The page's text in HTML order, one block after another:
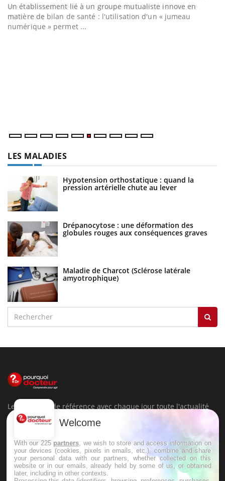
Un établissement lié à un groupe mutualiste innove en
matière de bilan de santé : l'utilisation d'un « jumeau
numérique » permet ...
LES MALADIES
Hypotension orthostatique : quand la
pression artérielle chute au lever
Drépanocytose : une déformation des
globules rouges aux conséquences graves
Maladie de Charcot (Sclérose latérale
amyotrophique)
Le site santé de référence avec chaque jour toute l'actualité
médicale decryptée par des médecins en exercice et les
À PROPOS
Welcome
With our 225 partners , we wish to store and access information on
your devices (cookies, pixels in emails, etc.), combine and share
your personal data with our partners, whether collected on this
website or in our emails, already held by some of us, or obtained
later, including in other contexts.